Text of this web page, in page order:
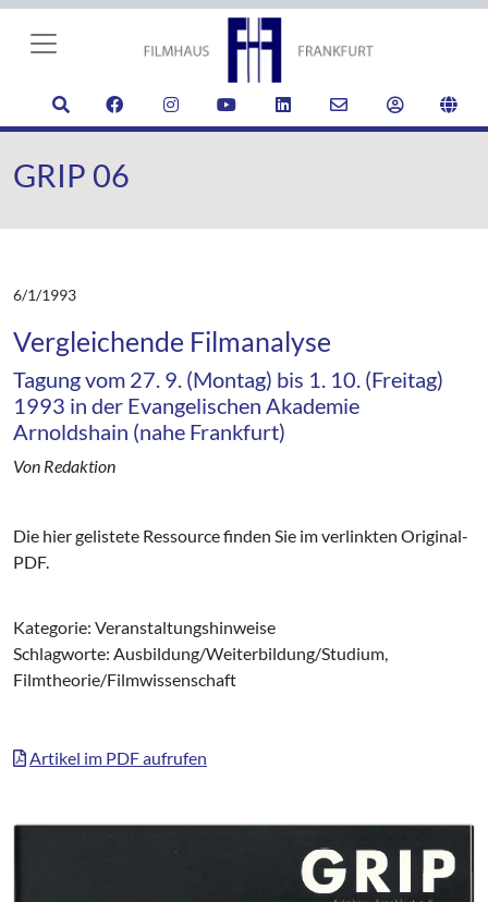
GRIP 06
6/1/1993
Vergleichende Filmanalyse
Tagung vom 27. 9. (Montag) bis 1. 10. (Freitag)
1993 in der Evangelischen Akademie
Arnoldshain (nahe Frankfurt)
Von Redaktion
Die hier gelistete Ressource finden Sie im verlinkten Original-
PDF.
Kategorie: Veranstaltungshinweise
Schlagworte: Ausbildung/Weiterbildung/Studium,
Filmtheorie/Filmwissenschaft
Artikel im PDF aufrufen